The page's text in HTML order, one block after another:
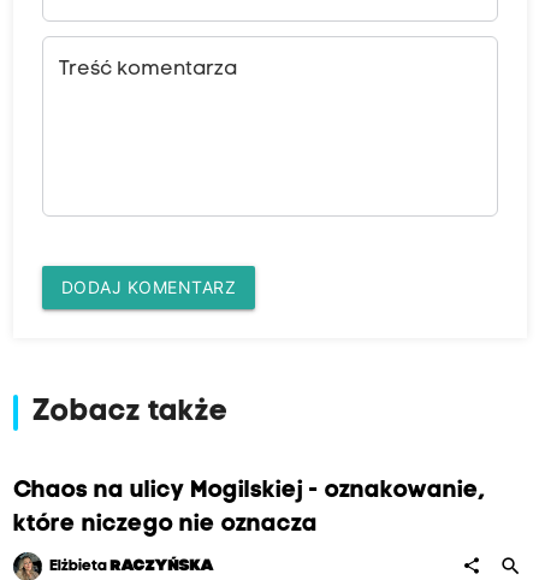
Treść komentarza
DODAJ KOMENTARZ
Zobacz także
Chaos na ulicy Mogilskiej - oznakowanie,
które niczego nie oznacza
Elżbieta RACZYŃSKA share search